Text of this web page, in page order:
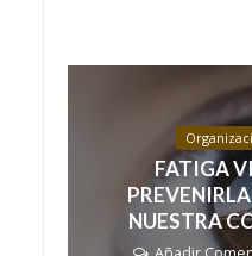
FATIGA
NUESTRA